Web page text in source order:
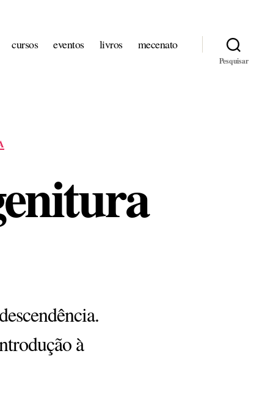
cursos eventos livros mecenato
Pesquisar
à